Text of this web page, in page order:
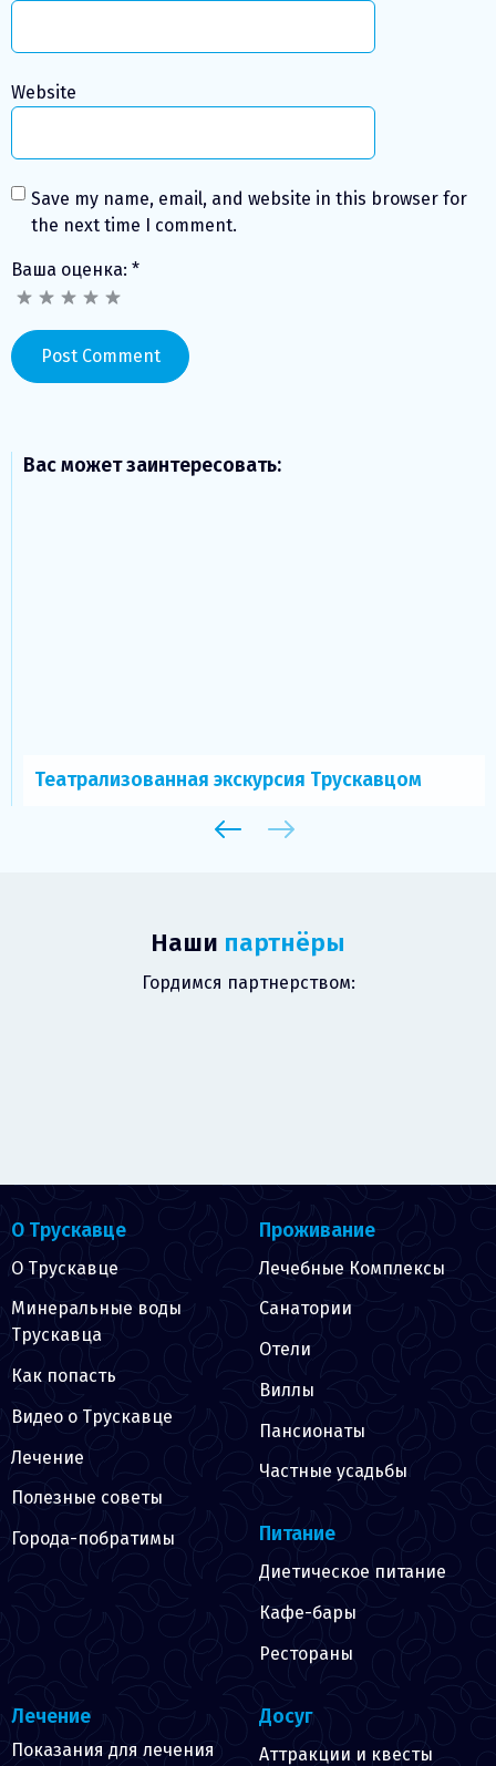
Website
Save my name, email, and website in this browser for
the next time I comment.
Ваша оценка: *
Вас может заинтересовать:
Театрализованная экскурсия Трускавцом
Наши партнёры
Гордимся партнерством:
О Трускавце
О Трускавце
Минеральные воды
Трускавца
Как попасть
Видео о Трускавце
Лечение
Полезные советы
Города-побратимы
Проживание
Лечебные Комплексы
Санатории
Отели
Виллы
Пансионаты
Частные усадьбы
Питание
Диетическое питание
Кафе-бары
Рестораны
Лечение
Показания для лечения
Досуг
Аттракции и квесты